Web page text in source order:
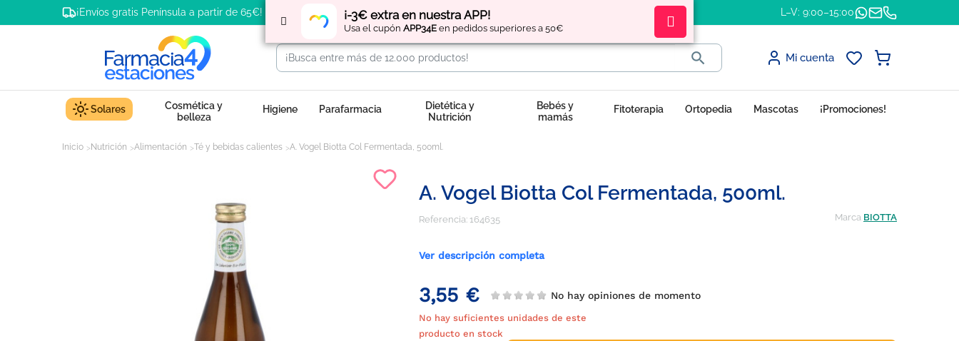
¡-3€ extra en nuestra APP!
Usa el cupón APP34E en pedidos superiores a 50€
¡Envíos gratis Península a partir de 65€! Regístratey obtén L–V: 9:00–15:00
 Mi cuenta
Solares
Cosmética y
belleza
Higiene Parafarmacia
Dietética y
Nutrición
Bebés y
mamás
Fitoterapia Ortopedia Mascotas ¡Promociones!
Inicio Nutrición Alimentación Té y bebidas calientes A. Vogel Biotta Col Fermentada, 500ml.
A. Vogel Biotta Col Fermentada, 500ml.
Referencia: 164635 Marca BIOTTA
Ver descripción completa
3,55 € No hay opiniones de momento
No hay suficientes unidades de este
producto en stock